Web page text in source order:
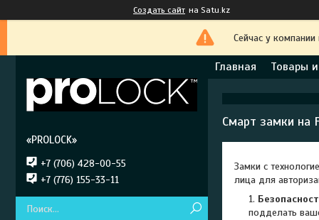
Создать сайт на Satu.kz
Сейчас у
Главная Товары
Смарт замки на
Замки с
лица для
подделать
«PROLOCK»
+7 (706) 428-00-55
+7 (776) 155-33-11